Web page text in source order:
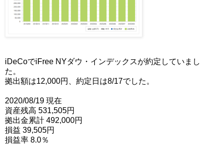
iDeCoでiFree NYダウ・インデックスが約定していまし
た。
拠出額は12,000円、約定日は8/17でした。
2020/08/19 現在
資産残高 531,505円
拠出金累計 492,000円
損益 39,505円
損益率 8.0％